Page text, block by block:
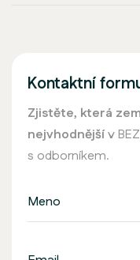
Kontaktní
Zjistěte, která
nejvhodnějšív
s odborníkem.